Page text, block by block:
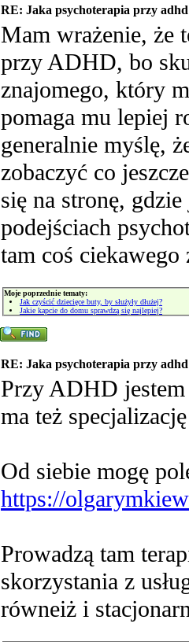
RE: Jaka psychoterapia przy adhd
Mam wrażenie, że
przy ADHD, bo
znajomego, który
pomaga mu lepiej
generalnie myślę,
zobaczyć co
się na stronę,
podejściach
tam coś ciekawego
Moje poprzednie tematy:
Jak czyścić dziecięce buty, by służyły dłużej?
Jakie kapcie do domu sprawdzą się najlepiej?
RE: Jaka psychoterapia przy adhd
Przy ADHD jestem
ma też
Od siebie mogę
https://
Prowadzą tam
skorzystania z
równeiż i